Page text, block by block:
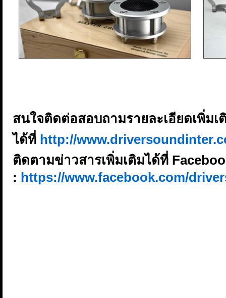
สนใจติดต่อสอบถามรายละเอียดเพิ่มเ
ได้ที่ http://
ติดตามข่าวสารเพิ่มเติมได้ที่
: https://www.facebook.com/